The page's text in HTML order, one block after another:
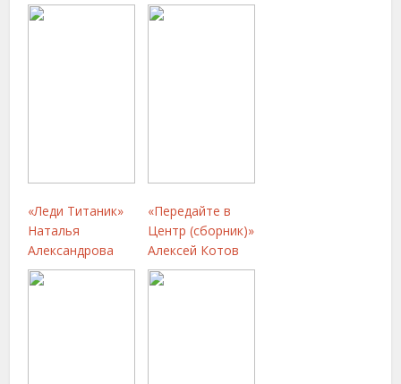
«Леди Титаник»
Наталья
Александрова
«Передайте в
Центр (сборник)»
Алексей Котов